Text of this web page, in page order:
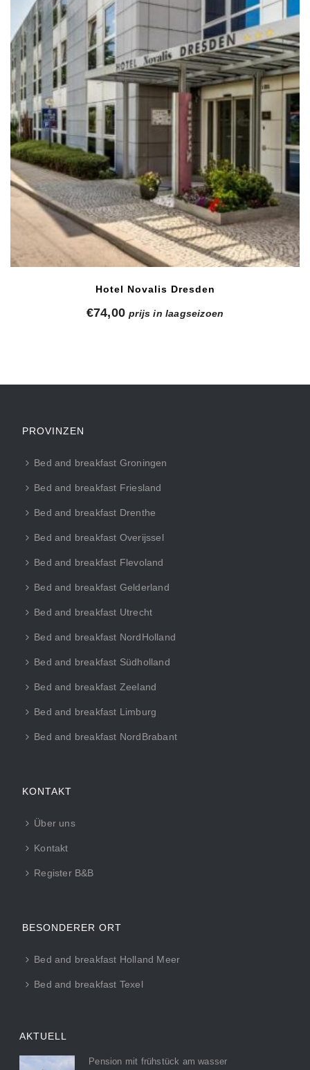
Hotel Novalis Dresden
€74,00 prijs in laagseizoen
PROVINZEN
Bed and breakfast Groningen
Bed and breakfast Friesland
Bed and breakfast Drenthe
Bed and breakfast Overijssel
Bed and breakfast Flevoland
Bed and breakfast Gelderland
Bed and breakfast Utrecht
Bed and breakfast NordHolland
Bed and breakfast Südholland
Bed and breakfast Zeeland
Bed and breakfast Limburg
Bed and breakfast NordBrabant
KONTAKT
Über uns
Kontakt
Register B&B
BESONDERER ORT
Bed and breakfast Holland Meer
Bed and breakfast Texel
AKTUELL
Pension mit frühstück am wasser